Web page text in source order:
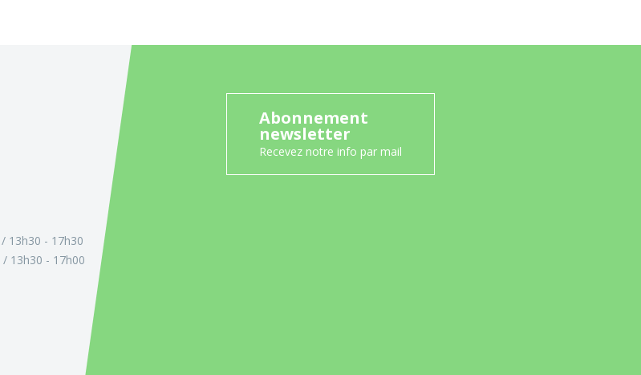
13h30 - 17h30
13h30 - 17h00
Abonnement
newsletter
Recevez notre info par mail